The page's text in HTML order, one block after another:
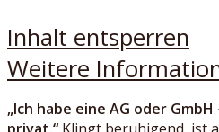
Inhalt entsperren
Weitere
„Ich habe eine AG oder